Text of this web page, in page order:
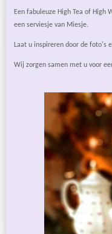
Een fabuleuze High Tea of
een serviesje van Miesje.
Laat u inspireren door de foto's
Wij zorgen samen met u voor